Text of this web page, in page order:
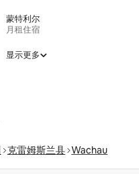
蒙特利尔
月租住宿
显示更多
克雷姆斯兰县 Wachau